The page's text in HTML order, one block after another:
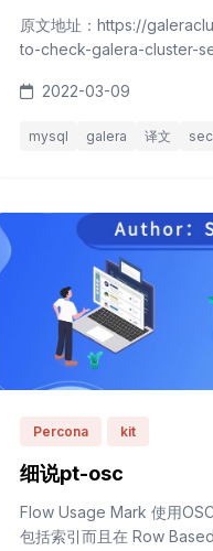
原文地址：https://
to-check-galera-cluster-
集群时禁用操作系统级防火
它不一定有良好的安全性，
2022-03-09
mysql galera 译文
Percona kit
细说pt-osc
Flow Usage Mark 使用
包括索引而且在 Row